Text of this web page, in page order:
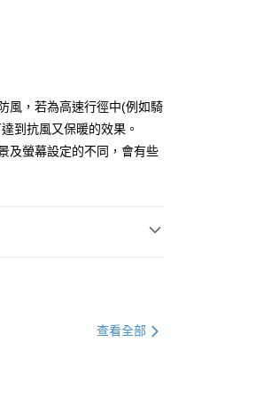
」於每月結算日後寄送繳費提
碼／台灣大直營門市／銀行轉
。
以下簡稱本公司）所提供，讓
務，並由商店將買賣／分期付
公司帳單繳交帳款。
關係目的，商店將以您的個人
，將跳轉至「AFTEE先享後
，即可完成結帳。
訊。
訊中的連結，可透過四大超商
方視為交易完成。
，但若您需要取消訂單，請聯
單仍視為有效，需透過AFTEE
，並將交易相關給付款項請
費
風，若為高速行徑中(例如騎
到抗風又保暖的效果。
及螢幕設定的不同，會有些
【服飾折抵】滿額送服飾抵用
查看全部